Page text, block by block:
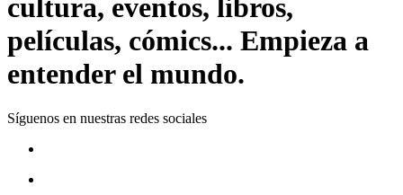
cultura, eventos, libros,
películas, cómics... Empieza a
entender el mundo.
Síguenos en nuestras redes sociales